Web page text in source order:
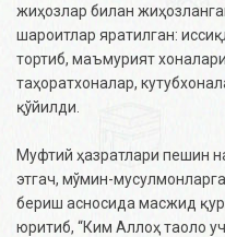
жиҳозлар билан
шароитлар яратилган:
тортиб, маъмурият
таҳоратхоналар,
қўйилди.
Муфтий ҳазратлари пешин
этгач, мўмин-
бериш асносида масжид
юритиб, “Ким Аллоҳ таоло